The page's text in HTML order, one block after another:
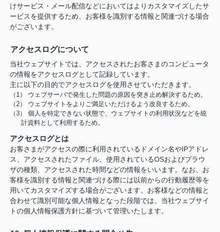
けサービス・メール配信などにおいてはよりカスタマイズしたサ
ービスを提供するため、お客様を識別する情報と関連づける場合
がございます。
アクセスログについて
当社ウェブサイトでは、アクセスされたお客さまのコンピュータ
の情報をアクセスログとして記録しています。
主に以下の目的でアクセスログを使用させていただきます。
（1） ウェブサーバで発生した問題の原因を突き止め解決するため。
（2） ウェブサイトをよりご満足いただけるよう改良するため。
（3） 個人を特定できない状態で、ウェブサイトの利用状況などを統
計資料として利用するため。
アクセスログとは
お客さまがアクセスの際に利用されているドメイン名やIPアドレ
ス、アクセスされたファイル、使用されているOSおよびブラウ
ザの種類、アクセスされた時間などの情報をいいます。なお、お
客様を識別する情報と関連づける際には以前からの行動履歴等を
用いてカスタマイズする場合がございます。お客様などの情報と
合わせて識別可能な個人情報となった段階では、当社ウェブサイ
トの個人情報保護方針に基づいて管理いたします。